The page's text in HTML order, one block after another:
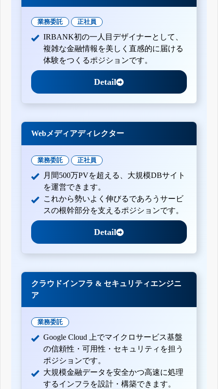
業務委託 正社員
IRBANK初の一人目デザイナーとして、
複雑な金融情報を美しく直感的に届ける
体験をつくるポジションです。
Detail
Webメディアディレクター
業務委託 正社員
月間500万PVを超える、大規模DBサイト
を運営できます。
これから勢いよく伸びるであろうサービ
スの根幹部分を支えるポジションです。
Detail
クラウドインフラ & セキュリティエンジニ
ア
業務委託
Google Cloud 上でマイクロサービス基盤
の信頼性・可用性・セキュリティを担う
ポジションです。
大規模金融データを安全かつ高速に処理
するインフラを設計・構築できます。